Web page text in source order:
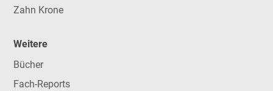
Zahn Krone
Weitere
Bücher
Fach-Reports